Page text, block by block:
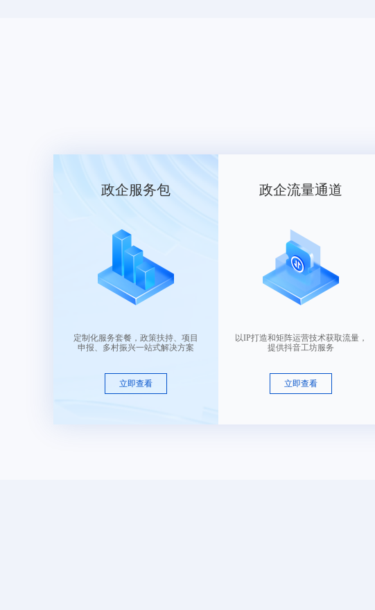
政企服务包
定制化服务套餐，政策扶持、项目
申报、多村振兴一站式解决方案
立即查看
政企流量通道
以IP打造和矩阵运营技术获取流量，
提供抖音工坊服务
立即查看
2.15字母组合-02